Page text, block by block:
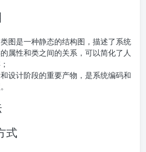
图是一种静态的结构图，描述了系统
属性和类之间的关系，可以简化了人
设计阶段的重要产物，是系统编码和
式